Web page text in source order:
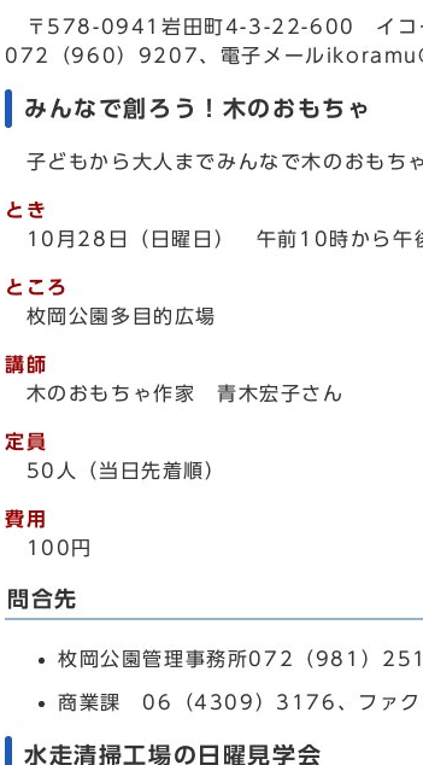
〒578-0941岩田町4-3-22-600 イコー
072（960）9207、電子メール
みんなで創ろう！木のおもちゃ
子どもから大人までみんなで木のおもち
とき
10月28日（日曜日） 午前10時から午
ところ
枚岡公園多目的広場
講師
木のおもちゃ作家 青木宏子さん
定員
50人（当日先着順）
費用
100円
問合先
枚岡公園管理事務所072（981）
商業課 06（4309）3176、ファ
水走清掃工場の日曜見学会